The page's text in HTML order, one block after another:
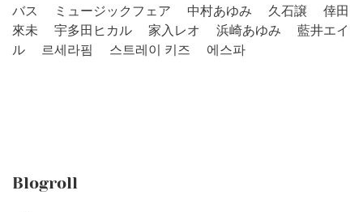
バス
ミュージックフェア 中村あゆみ 久石譲
倖田
來未
宇多田ヒカル 家入レオ 浜崎あゆみ
藍井エイ
ル
르세라핌 스트레이 키즈 에스파
Blogroll